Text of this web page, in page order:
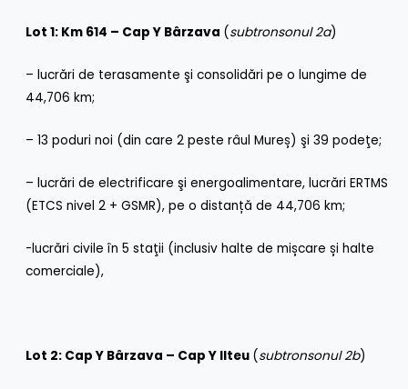
Lot 1: Km 614 – Cap Y Bârzava (subtronsonul 2a)
– lucrări de terasamente şi consolidări pe o lungime de
44,706 km;
– 13 poduri noi (din care 2 peste râul Mureș) şi 39 podeţe;
– lucrări de electrificare şi energoalimentare, lucrări ERTMS
(ETCS nivel 2 + GSMR), pe o distanță de 44,706 km;
-lucrări civile în 5 staţii (inclusiv halte de mișcare și halte
comerciale),
Lot 2: Cap Y Bârzava – Cap Y Ilteu (subtronsonul 2b)